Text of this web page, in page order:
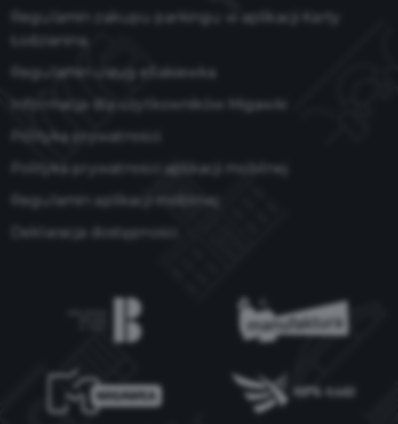
Regulamin zakupu parkingu w aplikacji Karty
Łodzianina
Regulamin usług eSakiewka
Informacja dla użytkowników Migawki
Polityka prywatności
Polityka prywatności aplikacji mobilnej
Regulamin aplikacji mobilnej
Deklaracja dostępności